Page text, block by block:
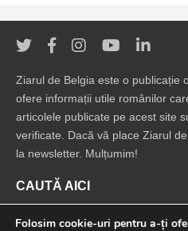
Ziarul de Belgia este o publicație
ofere informații utile românilor
articolele publicate pe acest site
verificate. Dacă vă place Ziarul
la newsletter. Mulțumim!
CAUTĂ AICI
Folosim cookie-uri pentru a-ți